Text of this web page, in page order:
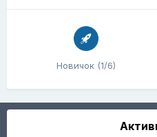
Новичок (1/6)